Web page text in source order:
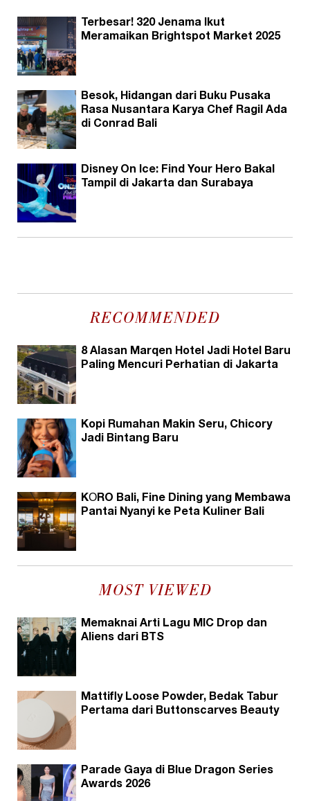
Terbesar! 320 Jenama Ikut
Meramaikan Brightspot Market 2025
Besok, Hidangan dari Buku Pusaka
Rasa Nusantara Karya Chef Ragil Ada
di Conrad Bali
Disney On Ice: Find Your Hero Bakal
Tampil di Jakarta dan Surabaya
RECOMMENDED
8 Alasan Marqen Hotel Jadi Hotel Baru
Paling Mencuri Perhatian di Jakarta
Kopi Rumahan Makin Seru, Chicory
Jadi Bintang Baru
KŌRO Bali, Fine Dining yang Membawa
Pantai Nyanyi ke Peta Kuliner Bali
MOST VIEWED
Memaknai Arti Lagu MIC Drop dan
Aliens dari BTS
Mattifly Loose Powder, Bedak Tabur
Pertama dari Buttonscarves Beauty
Parade Gaya di Blue Dragon Series
Awards 2026